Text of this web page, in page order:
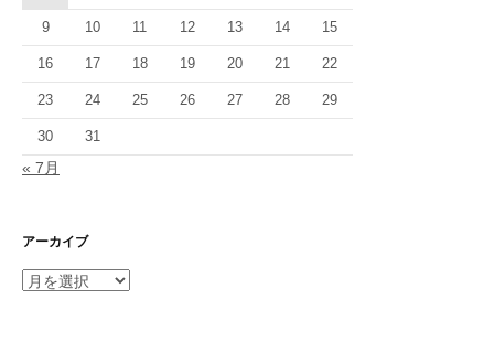
9 10 11 12 13 14 15
16 17 18 19 20 21 22
23 24 25 26 27 28 29
30 31
« 7月
アーカイブ
ア